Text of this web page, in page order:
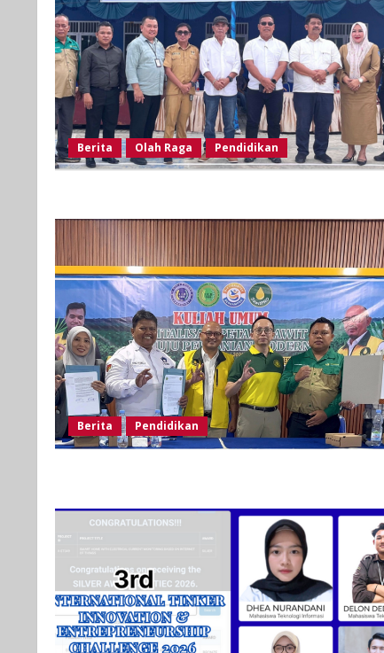
Berita Olah Raga Pendidikan
Berita Pendidikan